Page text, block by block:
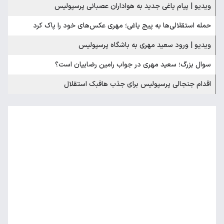
ویدیو | پیام یاغی جدید به هواداران عصبانی پرسپولیس
حمله استقلالی‌ها به پیج یاغی؛ مهری عکس‌های خود را پاک کرد
ویدیو | ورود سعید مهری به باشگاه پرسپولیس
سوال بزرگ؛ سعید مهری در جواب رامین رضاییان است؟
اقدام جنجالی پرسپولیس برای جذب هافبک استقلال